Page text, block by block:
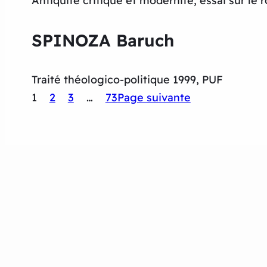
SPINOZA Baruch
Traité théologico-politique 1999, PUF
1
2 3 … 73Page suivante